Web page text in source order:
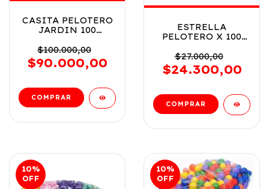
CASITA PELOTERO
JARDIN 100
150X90X110CM COD
FD7786
$100.000,00
$90.000,00
ESTRELLA
PELOTERO X 100
COLORES
PRIMARIOS
$27.000,00
$24.300,00
10%
OFF
10%
OFF